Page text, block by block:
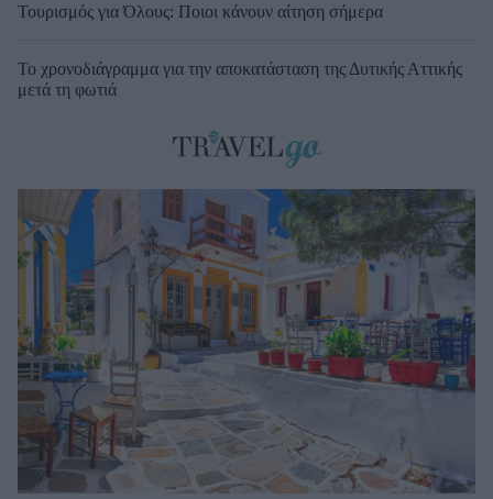
Τουρισμός για Όλους: Ποιοι κάνουν αίτηση σήμερα
Το χρονοδιάγραμμα για την αποκατάσταση της Δυτικής Αττικής
μετά τη φωτιά